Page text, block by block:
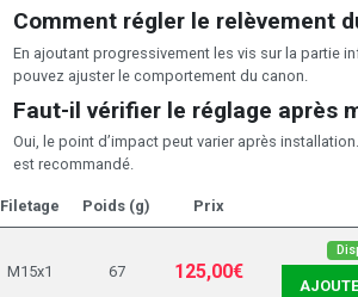
Comment régler le relèvement
En ajoutant progressivement les vis sur la partie
pouvez ajuster le comportement du canon.
Faut-il vérifier le réglage après
Oui, le point d’impact peut varier après
est recommandé.
Filetage Poids (g) Prix
M15x1 67 125,00€